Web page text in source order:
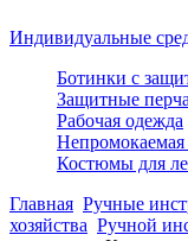
Индивидуальные
Ботинки с
Защитные
Рабочая одежда
Непромокаемая
Костюмы для
Главная Ручные
хозяйства Ручной